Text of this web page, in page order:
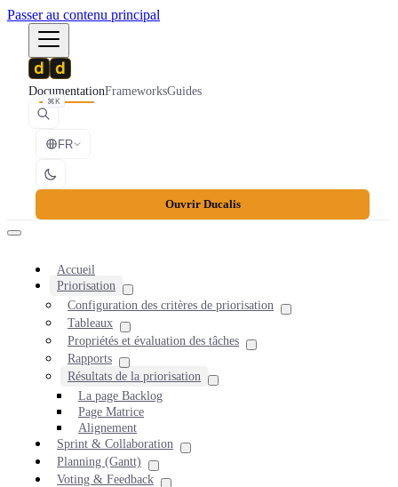
Passer au contenu principal
DocumentationFrameworksGuides
⌘K
FR
Ouvrir Ducalis
Accueil
Priorisation
Configuration des critères de priorisation
Tableaux
Propriétés et évaluation des tâches
Rapports
Résultats de la priorisation
La page Backlog
Page Matrice
Alignement
Sprint & Collaboration
Planning (Gantt)
Voting & Feedback